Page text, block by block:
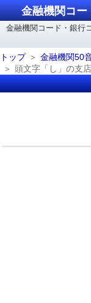
金融機関コー
金融機関コード・銀行
トップ
金融機関50
頭文字「し」の支